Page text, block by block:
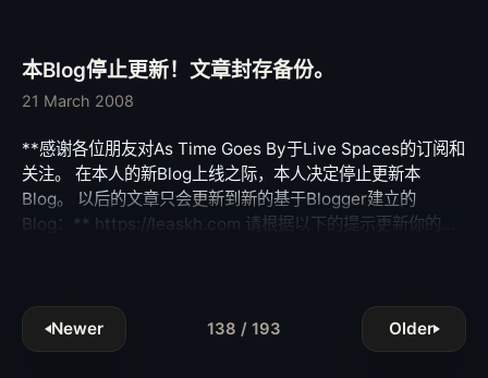
WebKit；Gnome的Epiphony采用WebKit；Adobe全新推
出用来作为Flash继任者的Air，也采用 了WebKit；连它命中
回应，Qt4.4正式集成WebKit，并由此导致KDE重新 考虑自
己的默认渲染引擎，目前WebKit项目正在跟KDE密切合作，
希望能在KDE4.1版发布之时，将KHTML正式汇入WebKit，
成为一个项目 ——至此，这个渲染引擎回馈了开源社区，完
渠成 的获得了在OS X上运行的能力，其中最具重量级的
KDE4就宣布，其平台上的多数软件几乎不需要KDE图形API
条显得超级没天理，在这里Apple显得很Evil) 从发布会和强大
的SDK对于开发者完全开放底层API来看 (可直接操作BSD
开发者友好的强势平台。而SDK使用协议中的诸多限制，却让
人心生疑窦——虽然 已经有开发者证实，所有这些限制在
SDK中都没有硬性实施（你要想在自己的iPhone上搞多任务
完全没问题），但毕竟Apple掌握着所有软件的生杀大 权，它
本Blog停止更新！文章封存备份。
21 March 2008
**感谢各位朋友对As Time Goes By于Live Spaces的订阅和
关注。 在本人的新Blog上线之际，本人决定停止更新本
Blog。 以后的文章只会更新到新的基于Blogger建立的
Blog：** https://leaskh.com 请根据以下的提示更新你的订
Newer
138 / 193 Older